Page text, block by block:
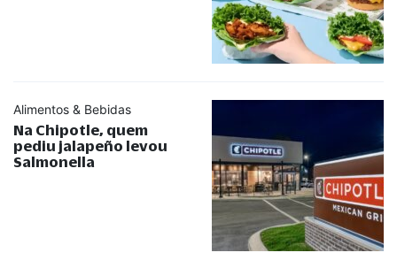
Alimentos & Bebidas
Na Chipotle, quem
pediu jalapeño levou
Salmonella